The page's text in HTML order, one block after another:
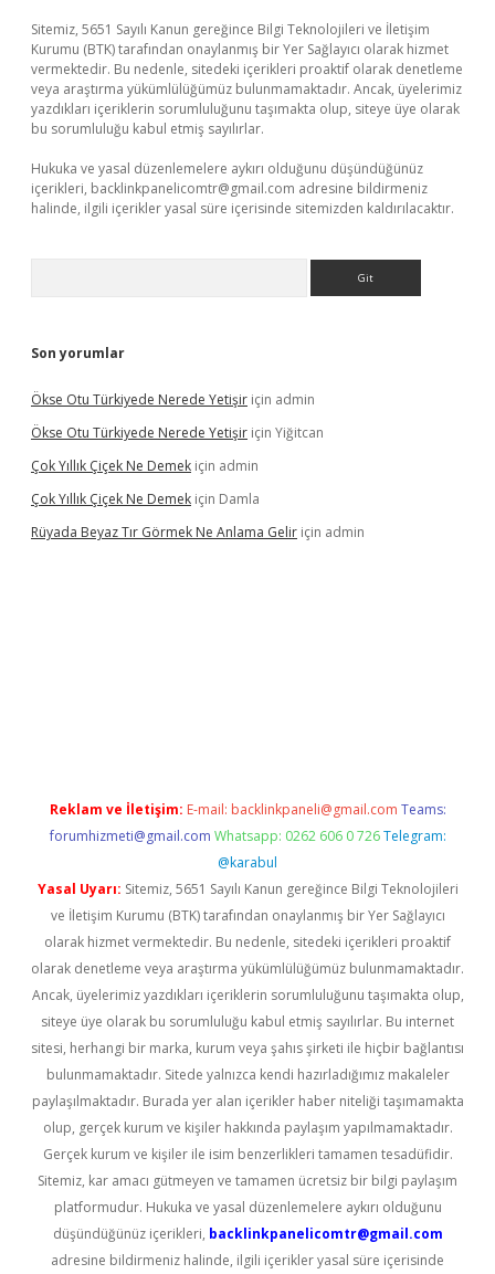
Sitemiz, 5651 Sayılı Kanun gereğince Bilgi Teknolojileri ve İletişim
Kurumu (BTK) tarafından onaylanmış bir Yer Sağlayıcı olarak hizmet
vermektedir. Bu nedenle, sitedeki içerikleri proaktif olarak denetleme
veya araştırma yükümlülüğümüz bulunmamaktadır. Ancak, üyelerimiz
yazdıkları içeriklerin sorumluluğunu taşımakta olup, siteye üye olarak
bu sorumluluğu kabul etmiş sayılırlar.
Hukuka ve yasal düzenlemelere aykırı olduğunu düşündüğünüz
içerikleri, backlinkpanelicomtr@gmail.com adresine bildirmeniz
halinde, ilgili içerikler yasal süre içerisinde sitemizden kaldırılacaktır.
Son yorumlar
Ökse Otu Türkiyede Nerede Yetişir için admin
Ökse Otu Türkiyede Nerede Yetişir için Yiğitcan
Çok Yıllık Çiçek Ne Demek için admin
Çok Yıllık Çiçek Ne Demek için Damla
Rüyada Beyaz Tır Görmek Ne Anlama Gelir için admin
Reklam ve İletişim: E-mail: backlinkpaneli@gmail.com Teams:
forumhizmeti@gmail.com Whatsapp: 0262 606 0 726 Telegram:
@karabul
Yasal Uyarı: Sitemiz, 5651 Sayılı Kanun gereğince Bilgi Teknolojileri
ve İletişim Kurumu (BTK) tarafından onaylanmış bir Yer Sağlayıcı
olarak hizmet vermektedir. Bu nedenle, sitedeki içerikleri proaktif
olarak denetleme veya araştırma yükümlülüğümüz bulunmamaktadır.
Ancak, üyelerimiz yazdıkları içeriklerin sorumluluğunu taşımakta olup,
siteye üye olarak bu sorumluluğu kabul etmiş sayılırlar. Bu internet
sitesi, herhangi bir marka, kurum veya şahıs şirketi ile hiçbir bağlantısı
bulunmamaktadır. Sitede yalnızca kendi hazırladığımız makaleler
paylaşılmaktadır. Burada yer alan içerikler haber niteliği taşımamakta
olup, gerçek kurum ve kişiler hakkında paylaşım yapılmamaktadır.
Gerçek kurum ve kişiler ile isim benzerlikleri tamamen tesadüfidir.
Sitemiz, kar amacı gütmeyen ve tamamen ücretsiz bir bilgi paylaşım
platformudur. Hukuka ve yasal düzenlemelere aykırı olduğunu
düşündüğünüz içerikleri, backlinkpanelicomtr@gmail.com
adresine bildirmeniz halinde, ilgili içerikler yasal süre içerisinde